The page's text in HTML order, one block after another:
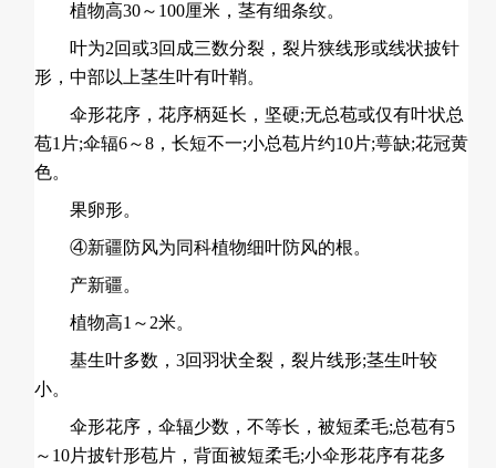
植物高30～100厘米，茎有细条纹。
叶为2回或3回成三数分裂，裂片狭线形或线状披针
形，中部以上茎生叶有叶鞘。
伞形花序，花序柄延长，坚硬;无总苞或仅有叶状总
苞1片;伞辐6～8，长短不一;小总苞片约10片;萼缺;花冠黄
色。
果卵形。
④新疆防风为同科植物细叶防风的根。
产新疆。
植物高1～2米。
基生叶多数，3回羽状全裂，裂片线形;茎生叶较
小。
伞形花序，伞辐少数，不等长，被短柔毛;总苞有5
～10片披针形苞片，背面被短柔毛;小伞形花序有花多